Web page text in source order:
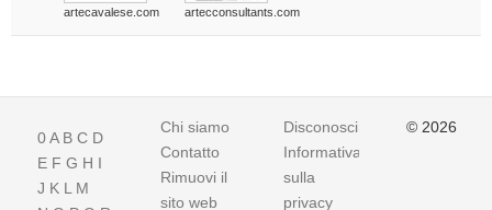
artecavalese.com artecconsultants.com
0A B C D
E F G H I
J K L M
Chi siamo
Contatto
Rimuovi il
sito web
Disconoscimento
Informativa
sulla
privacy
© 2026